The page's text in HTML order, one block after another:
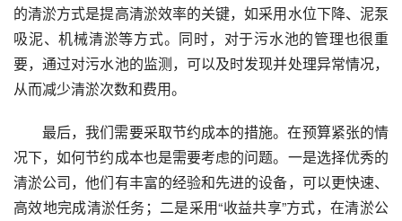
的清淤方式是提高清淤效率的关键，如采用水位下降、泥泵
吸泥、机械清淤等方式。同时，对于污水池的管理也很重
要，通过对污水池的监测，可以及时发现并处理异常情况，
从而减少清淤次数和费用。
最后，我们需要采取节约成本的措施。在预算紧张的情
况下，如何节约成本也是需要考虑的问题。一是选择优秀的
清淤公司，他们有丰富的经验和先进的设备，可以更快速、
高效地完成清淤任务；二是采用“收益共享”方式，在清淤公